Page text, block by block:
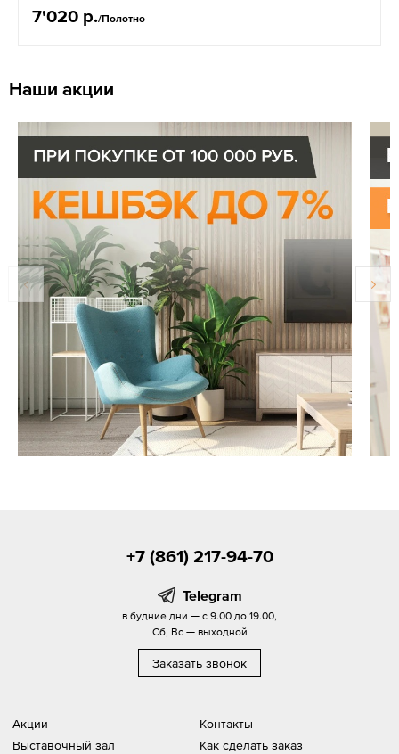
7'020 р./Полотно
Наши акции
Акции
Выставочный зал
Контакты
Как сделать заказ
+7 (861) 217-94-70
Telegram
в будние дни — с 9.00 до 19.00,
Сб, Вс — выходной
Заказать звонок